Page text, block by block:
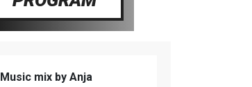
Music mix by Anja